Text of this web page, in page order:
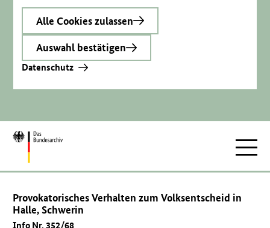
Alle Cookies zulassen
Auswahl bestätigen
Datenschutz
Zur
Provokatorisches Verhalten zum Volksentscheid in
Halle, Schwerin
Info Nr. 352/68